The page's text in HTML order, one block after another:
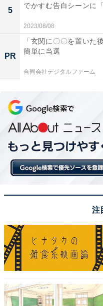
画像出典：Amazon
櫻井翔さんとダブル主演
とながら、高い演技力も
品に出演しています。ま
いた同ランキングでも8
5
でかすむ告白シーンに
2023/08/08
PR
「玄関に〇〇を置いた
簡単に当選
合同会社デジタルファーム
注